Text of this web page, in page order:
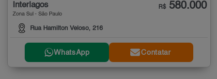
Interlagos
Zona Sul - São Paulo
Rua Hamilton Veloso, 216
R$ 580.000
WhatsApp Contatar